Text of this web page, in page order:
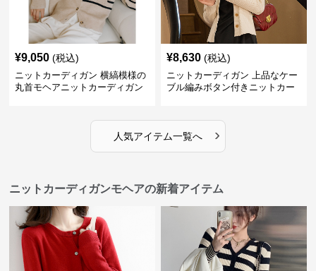
¥9,050 (税込)
ニットカーディガン 横縞模様の
丸首モヘアニットカーディガン
¥8,630 (税込)
ニットカーディガン 上品なケー
ブル編みボタン付きニットカー
人気アイテム一覧へ ›
ニットカーディガンモヘアの新着アイテム